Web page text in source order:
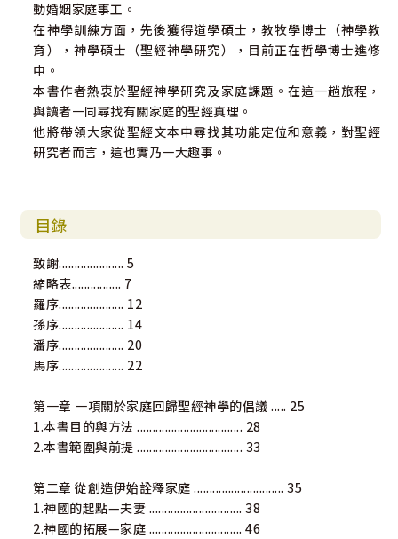
動婚姻家庭事工。
在神學訓練方面，先後獲得道學碩士，教牧學博士（神學教
育），神學碩士（聖經神學研究），目前正在哲學博士進修
中。
本書作者熱衷於聖經神學研究及家庭課題。在這一趟旅程，
與讀者一同尋找有關家庭的聖經真理。
他將帶領大家從聖經文本中尋找其功能定位和意義，對聖經
研究者而言，這也實乃一大趣事。
目錄
致謝..................... 5
縮略表................ 7
羅序..................... 12
孫序..................... 14
潘序..................... 20
馬序..................... 22
第一章 一項關於家庭回歸聖經神學的倡議 ..... 25
1.本書目的與方法 .................................. 28
2.本書範圍與前提 .................................. 33
第二章 從創造伊始詮釋家庭 ............................. 35
1.神國的起點—夫妻 .............................. 38
2.神國的拓展—家庭 .............................. 46